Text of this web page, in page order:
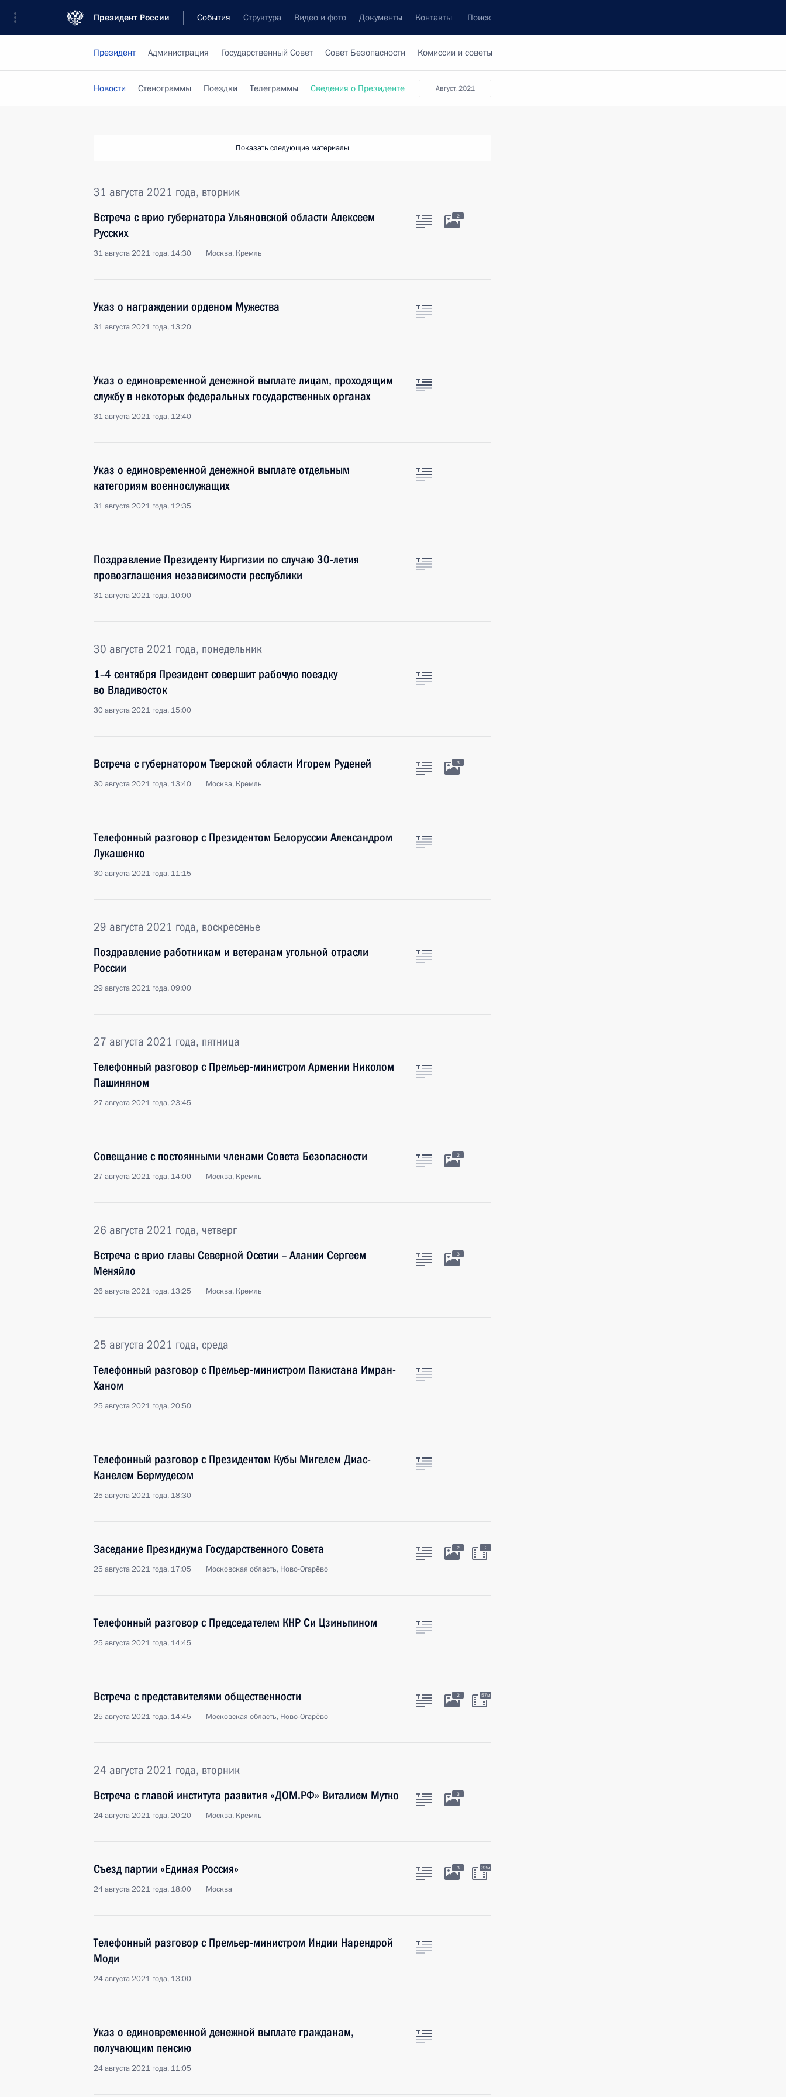
Президент России События Структура Видео и фото Документы Контакты Поиск
Президент Администрация Государственный Совет Совет Безопасности Комиссии и советы
август, 2021
Новости Стенограммы Поездки Телеграммы Сведения о Президенте
Показать следующие материалы
31 августа 2021 года, вторник
Встреча с врио губернатора Ульяновской области Алексеем
Русских
31 августа 2021 года, 14:30 Москва, Кремль
2
Указ о награждении орденом Мужества
31 августа 2021 года, 13:20
Указ о единовременной денежной выплате лицам, проходящим
службу в некоторых федеральных государственных органах
31 августа 2021 года, 12:40
Указ о единовременной денежной выплате отдельным
категориям военнослужащих
31 августа 2021 года, 12:35
Поздравление Президенту Киргизии по случаю 30-летия
провозглашения независимости республики
31 августа 2021 года, 10:00
30 августа 2021 года, понедельник
1–4 сентября Президент совершит рабочую поездку
во Владивосток
30 августа 2021 года, 15:00
Встреча с губернатором Тверской области Игорем Руденей
30 августа 2021 года, 13:40 Москва, Кремль
3
Телефонный разговор с Президентом Белоруссии Александром
Лукашенко
30 августа 2021 года, 11:15
29 августа 2021 года, воскресенье
Поздравление работникам и ветеранам угольной отрасли
России
29 августа 2021 года, 09:00
27 августа 2021 года, пятница
Телефонный разговор с Премьер-министром Армении Николом
Пашиняном
27 августа 2021 года, 23:45
Совещание с постоянными членами Совета Безопасности
27 августа 2021 года, 14:00 Москва, Кремль
2
26 августа 2021 года, четверг
Встреча с врио главы Северной Осетии – Алании Сергеем
Меняйло
26 августа 2021 года, 13:25 Москва, Кремль
3
25 августа 2021 года, среда
Телефонный разговор с Премьер-министром Пакистана Имран-
Ханом
25 августа 2021 года, 20:50
Телефонный разговор с Президентом Кубы Мигелем Диас-
Канелем Бермудесом
25 августа 2021 года, 18:30
Заседание Президиума Государственного Совета
25 августа 2021 года, 17:05 Московская область, Ново-Огарёво
2 :
Телефонный разговор с Председателем КНР Си Цзиньпином
25 августа 2021 года, 14:45
Встреча с представителями общественности
25 августа 2021 года, 14:45 Московская область, Ново-Огарёво
2 57м
24 августа 2021 года, вторник
Встреча с главой института развития «ДОМ.РФ» Виталием Мутко
24 августа 2021 года, 20:20 Москва, Кремль
3
Съезд партии «Единая Россия»
24 августа 2021 года, 18:00 Москва
3 33м
Телефонный разговор с Премьер-министром Индии Нарендрой
Моди
24 августа 2021 года, 13:00
Указ о единовременной денежной выплате гражданам,
получающим пенсию
24 августа 2021 года, 11:05